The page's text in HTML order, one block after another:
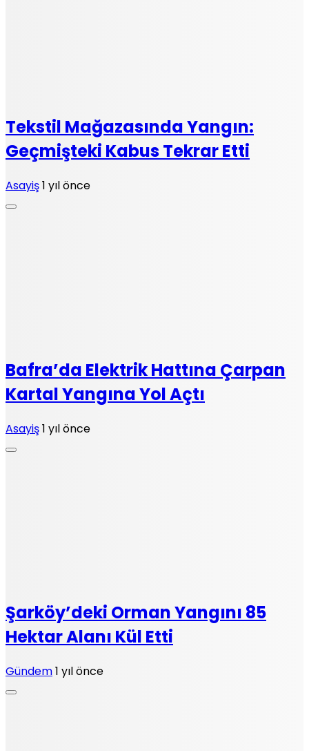
Tekstil Mağazasında Yangın:
Geçmişteki Kabus Tekrar Etti
Asayiş1 yıl önce
Bafra’da Elektrik Hattına Çarpan
Kartal Yangına Yol Açtı
Asayiş1 yıl önce
Şarköy’deki Orman Yangını 85
Hektar Alanı Kül Etti
Gündem1 yıl önce